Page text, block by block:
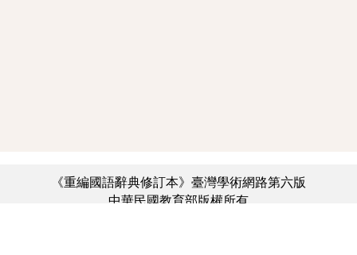
《重編國語辭典修訂本》臺灣學術網路第六版
中華民國教育部版權所有